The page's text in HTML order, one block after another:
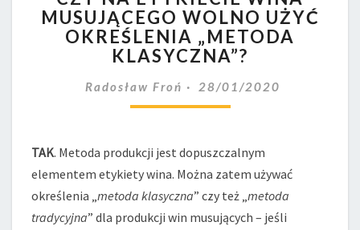
ETYKIECIE
WINA
MUSUJĄCEGO
UŻYĆ
OKREŚLENIA
MUSUJĄCEGO WOLNO UŻYĆ
OKREŚLENIA „METODA
KLASYCZNA”?
Radosław Froń 28/01/2020
TAK. Metoda produkcji jest dopuszczalnym
elementem etykiety wina. Można zatem używać
określenia „metoda klasyczna” czy też „metoda
tradycyjna” dla produkcji win musujących – jeśli